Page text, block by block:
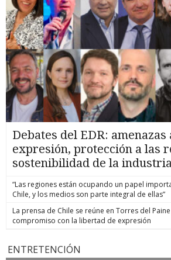
Debates del EDR:
expresión, protección a las
sostenibilidad de la
“Las regiones están ocupando un papel
Chile, y los medios son parte integral de ellas”
La prensa de Chile se reúne en Torres del
compromiso con la libertad de expresión
ENTRETENCIÓN